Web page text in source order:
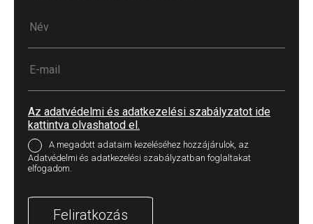
Az adatvédelmi és adatkezelési szabályzatot ide
kattintva olvashatod el.
A megadott adataim kezeléséhez hozzájárulok, az
Adatvédelmi és adatkezelési szabályzatban foglaltakat
elfogadom.
Feliratkozás